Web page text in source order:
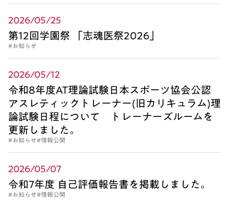
2026/05/25
第12回学園祭 「志魂医祭2026」
#お知らせ
2026/05/12
令和8年度AT理論試験日本スポーツ協会公認
アスレティックトレーナー(旧カリキュラム)理
論試験日程について トレーナーズルームを
更新しました。
#お知らせ#情報公開
2026/05/07
令和7年度 自己評価報告書を掲載しました。
#お知らせ#情報公開